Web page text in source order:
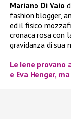
Mariano Di Vaio
fashion blogger,
ed il fisico
cronaca rosa con
gravidanza di sua
Le Iene provano
e Eva Henger, ma